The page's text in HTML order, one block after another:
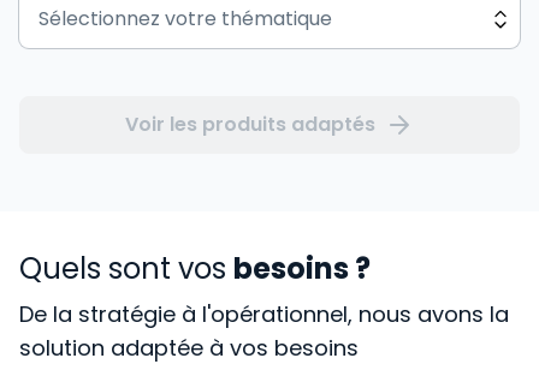
Voir les produits adaptés
Quels sont vos besoins ?
De la stratégie à l'opérationnel, nous avons la
solution adaptée à vos besoins